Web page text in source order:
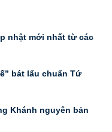
nhật mới nhất từ các
bát lẩu chuẩn Tứ
Khánh nguyên bản